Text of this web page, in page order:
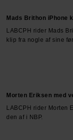
Mads Brithon iPhone
LABCPH rider Mads
klip fra nogle af sine
Morten Eriksen med
LABCPH rider Morten
den af i NBP.